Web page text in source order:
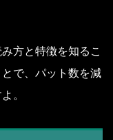
方と特徴を知るこ
で、パット数を減
。